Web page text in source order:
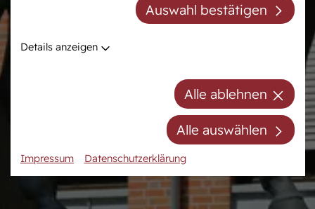
Auswahl bestätigen
Details anzeigen
Alle ablehnen
Alle auswählen
Impressum Datenschutzerklärung
Zuchtberatung
Anreiten und
Pferdeausbildung
Anfahrt
Kontakt